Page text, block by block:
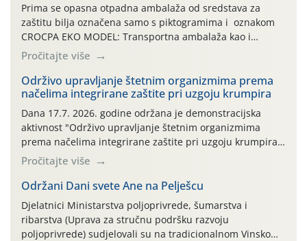
Prima se opasna otpadna ambalaža od sredstava za
zaštitu bilja označena samo s piktogramima i oznakom
CROCPA EKO MODEL: Transportna ambalaža kao i
ambalaža drugih proizvoda koji nisu sredstva za zaštitu
bilja (npr. ambalaža od mineralnih gnojiva,) se ne
prihvaća. Korisnicima je osiguran besplatni povrat
prazne ambalaže isključivo ovih tvrtki: AGROCHEM-MAKS,
AGRONOM, ALBAUGH TKI* (PINUS […]
Pročitajte više
Održivo upravljanje štetnim organizmima prema
načelima integrirane zaštite pri uzgoju krumpira
Dana 17.7. 2026. godine održana je demonstracijska
aktivnost "Održivo upravljanje štetnim organizmima
prema načelima integrirane zaštite pri uzgoju krumpira"
na pokusnom polju "Poredje", kraj naselja Belica (ARKOD
parcela ID 2445031) (središnji dio Međimurske županije).
Pročitajte više
Održani Dani svete Ane na Pelješcu
Djelatnici Ministarstva poljoprivrede, šumarstva i
ribarstva (Uprava za stručnu podršku razvoju
poljoprivrede) sudjelovali su na tradicionalnom Vinskom